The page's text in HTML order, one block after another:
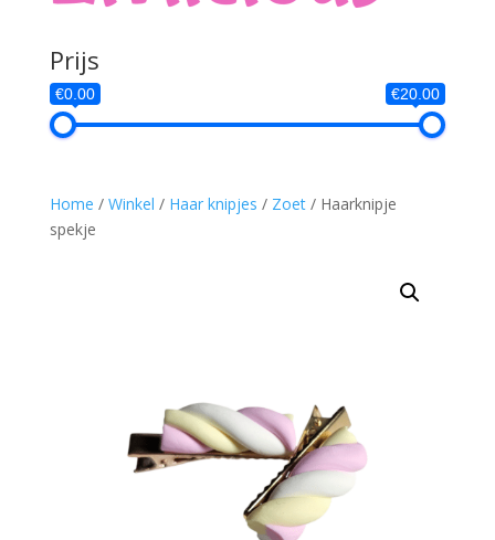
Home / Winkel / Haar knipjes / Zoet/ Haarknipje
spekje
Prijs
€0.00 €20.00